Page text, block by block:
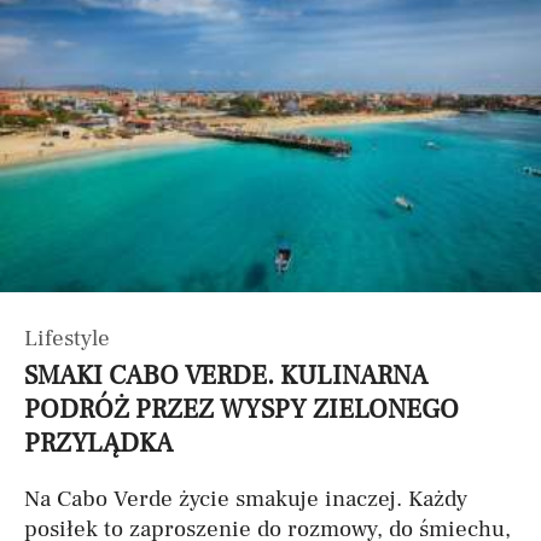
Lifestyle
SMAKI CABO VERDE. KULINARNA
PODRÓŻ PRZEZ WYSPY ZIELONEGO
PRZYLĄDKA
Na Cabo Verde życie smakuje inaczej. Każdy
posiłek to zaproszenie do rozmowy, do śmiechu,